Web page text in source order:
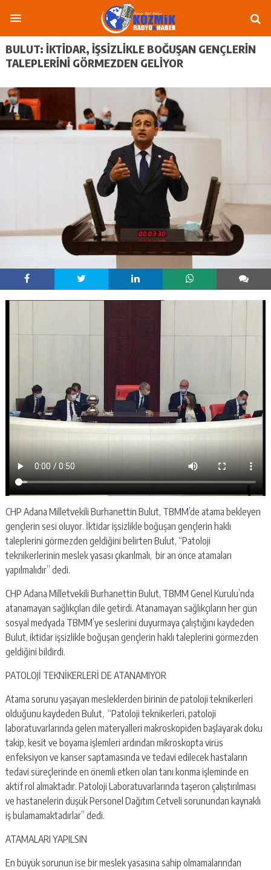
BULUT: İKTIDAR, IŞSIZLIKLE BOĞUŞAN GENÇLERIN
TALEPLERINI GÖRMEZDEN GELIYOR
CHP Adana Milletvekili Burhanettin Bulut, TBMM’de atama bekleyen
gençlerin sesi oluyor. İktidar işsizlikle boğuşan gençlerin haklı
taleplerini görmezden geldiğini belirten Bulut, “Patoloji
teknikerlerinin meslek yasası çıkarılmalı, bir an önce atamaları
yapılmalıdır” dedi.
CHP Adana Milletvekili Burhanettin Bulut, TBMM Genel Kurulu’nda
atanamayan sağlıkçıları dile getirdi. Atanamayan sağlıkçıların her gün
sosyal medyada TBMM’ye seslerini duyurmaya çalıştığını kaydeden
Bulut, iktidar işsizlikle boğuşan gençlerin haklı taleplerini görmezden
geldiğini bildirdi.
PATOLOJİ TEKNİKERLERİ DE ATANAMIYOR
Atama sorunu yaşayan mesleklerden birinin de patoloji teknikerleri
olduğunu kaydeden Bulut, “Patoloji teknikerleri, patoloji
laboratuvarlarında gelen materyalleri makroskopiden başlayarak doku
takip, kesit ve boyama işlemleri ardından mikroskopta virüs
enfeksiyon ve kanser saptamasında ve tedavi edilecek hastaların
tedavi süreçlerinde en önemli etken olan tanı konma işleminde en
aktif rol almaktadır. Patoloji Laboratuvarlarında taşeron çalıştırılması
ve hastanelerin düşük Personel Dağıtım Cetveli sorunundan kaynaklı
iş bulamamaktadırlar” dedi.
ATAMALARI YAPILSIN
En büyük sorunun ise bir meslek yasasına sahip olmamalarından